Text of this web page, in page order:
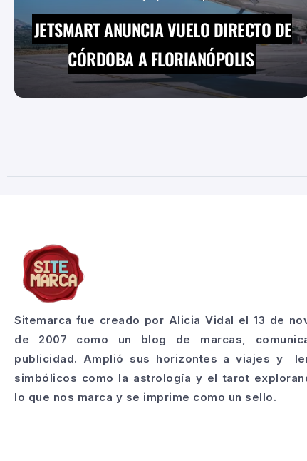
JETSMART ANUNCIA VUELO DIRECTO DE
CÓRDOBA A FLORIANÓPOLIS
Sitemarca fue creado por Alicia Vidal el 13 de
de 2007 como un blog de marcas,
publicidad. Amplió sus horizontes a viajes y
simbólicos como la astrología y el tarot
lo que nos marca y se imprime como un sello.